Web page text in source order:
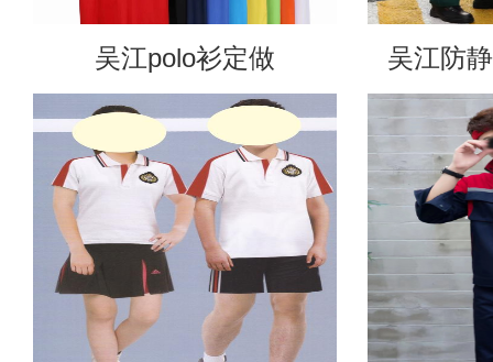
吴江polo衫定做 吴江防